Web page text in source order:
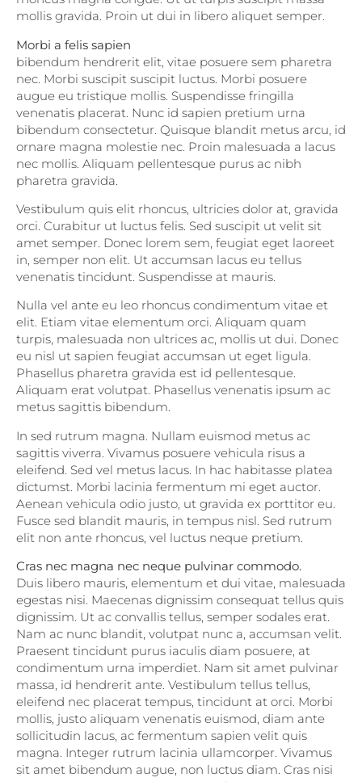
mollis gravida. Proin ut dui in libero aliquet semper.
Morbi a felis sapien
bibendum hendrerit elit, vitae posuere sem pharetra
nec. Morbi suscipit suscipit luctus. Morbi posuere
augue eu tristique mollis. Suspendisse fringilla
venenatis placerat. Nunc id sapien pretium urna
bibendum consectetur. Quisque blandit metus arcu, id
ornare magna molestie nec. Proin malesuada a lacus
nec mollis. Aliquam pellentesque purus ac nibh
pharetra gravida.
Vestibulum quis elit rhoncus, ultricies dolor at, gravida
orci. Curabitur ut luctus felis. Sed suscipit ut velit sit
amet semper. Donec lorem sem, feugiat eget laoreet
in, semper non elit. Ut accumsan lacus eu tellus
venenatis tincidunt. Suspendisse at mauris.
Nulla vel ante eu leo rhoncus condimentum vitae et
elit. Etiam vitae elementum orci. Aliquam quam
turpis, malesuada non ultrices ac, mollis ut dui. Donec
eu nisl ut sapien feugiat accumsan ut eget ligula.
Phasellus pharetra gravida est id pellentesque.
Aliquam erat volutpat. Phasellus venenatis ipsum ac
metus sagittis bibendum.
In sed rutrum magna. Nullam euismod metus ac
sagittis viverra. Vivamus posuere vehicula risus a
eleifend. Sed vel metus lacus. In hac habitasse platea
dictumst. Morbi lacinia fermentum mi eget auctor.
Aenean vehicula odio justo, ut gravida ex porttitor eu.
Fusce sed blandit mauris, in tempus nisl. Sed rutrum
elit non ante rhoncus, vel luctus neque pretium.
Cras nec magna nec neque pulvinar commodo.
Duis libero mauris, elementum et dui vitae, malesuada
egestas nisi. Maecenas dignissim consequat tellus quis
dignissim. Ut ac convallis tellus, semper sodales erat.
Nam ac nunc blandit, volutpat nunc a, accumsan velit.
Praesent tincidunt purus iaculis diam posuere, at
condimentum urna imperdiet. Nam sit amet pulvinar
massa, id hendrerit ante. Vestibulum tellus tellus,
eleifend nec placerat tempus, tincidunt at orci. Morbi
mollis, justo aliquam venenatis euismod, diam ante
sollicitudin lacus, ac fermentum sapien velit quis
magna. Integer rutrum lacinia ullamcorper. Vivamus
sit amet bibendum augue, non luctus diam. Cras nisi